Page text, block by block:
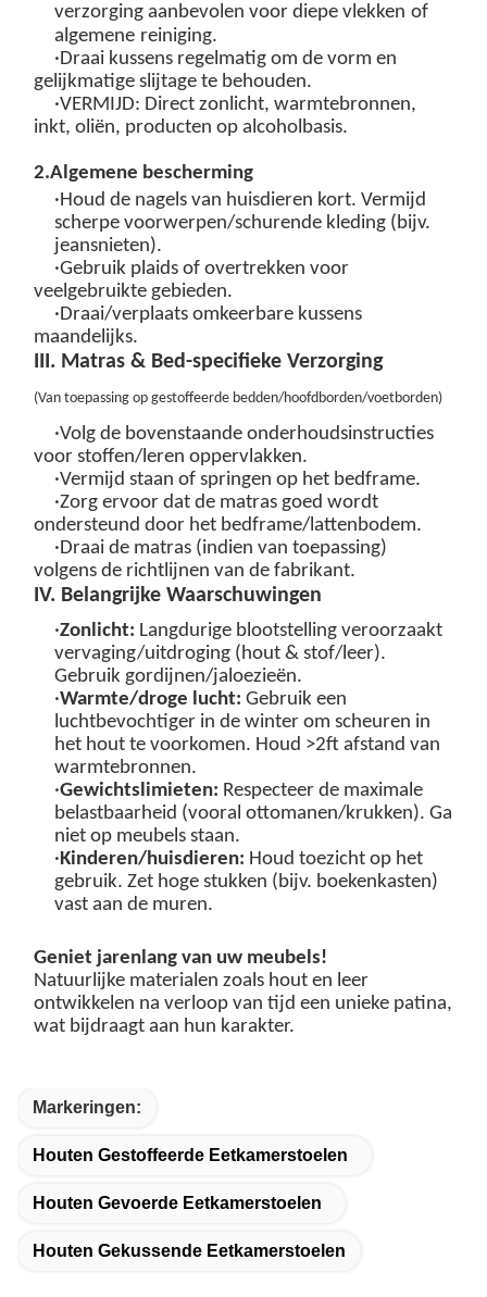
verzorgingaanbevolen voor diepe vlekken of
algemene reiniging.
·Draai kussens regelmatig om de vorm en
gelijkmatige slijtage te behouden.
·VERMIJD: Direct zonlicht, warmtebronnen,
inkt, oliën, producten op alcoholbasis.
2.Algemene bescherming
·Houd de nagels van huisdieren kort. Vermijd
scherpe voorwerpen/schurende kleding (bijv.
jeansnieten).
·Gebruik plaids of overtrekken voor
veelgebruikte gebieden.
·Draai/verplaats omkeerbare kussens
maandelijks.
III. Matras & Bed-specifieke Verzorging
(Van toepassing op gestoffeerde bedden/hoofdborden/voetborden)
·Volg de bovenstaande onderhoudsinstructies
voor stoffen/leren oppervlakken.
·Vermijd staan of springen op het bedframe.
·Zorg ervoor dat de matras goed wordt
ondersteund door het bedframe/lattenbodem.
·Draai de matras (indien van toepassing)
volgens de richtlijnen van de fabrikant.
IV. Belangrijke Waarschuwingen
·Zonlicht: Langdurige blootstelling veroorzaakt
vervaging/uitdroging (hout & stof/leer).
Gebruik gordijnen/jaloezieën.
·Warmte/droge lucht: Gebruik een
luchtbevochtiger in de winter om scheuren in
het hout te voorkomen. Houd >2ft afstand van
warmtebronnen.
·Gewichtslimieten: Respecteer de maximale
belastbaarheid (vooral ottomanen/krukken). Ga
niet op meubels staan.
·Kinderen/huisdieren: Houd toezicht op het
gebruik. Zet hoge stukken (bijv. boekenkasten)
vast aan de muren.
Geniet jarenlang van uw meubels!
Natuurlijke materialen zoals hout en leer
ontwikkelen na verloop van tijd een unieke patina,
wat bijdraagt aan hun karakter.
Markeringen:
Houten Gestoffeerde Eetkamerstoelen
Houten Gevoerde Eetkamerstoelen
Houten Gekussende Eetkamerstoelen